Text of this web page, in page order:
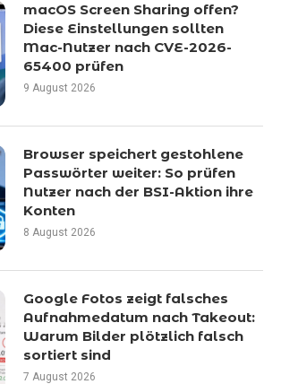
macOS Screen Sharing offen?
Diese Einstellungen sollten
Mac-Nutzer nach CVE-2026-
65400 prüfen
9 August 2026
Browser speichert gestohlene
Passwörter weiter: So prüfen
Nutzer nach der BSI-Aktion ihre
Konten
8 August 2026
Google Fotos zeigt falsches
Aufnahmedatum nach Takeout:
Warum Bilder plötzlich falsch
sortiert sind
7 August 2026